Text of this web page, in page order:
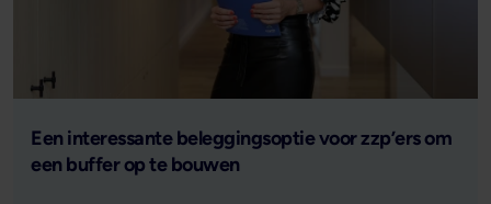
Lees verder
Een interessante beleggingsoptie voor zzp’ers om
een buffer op te bouwen